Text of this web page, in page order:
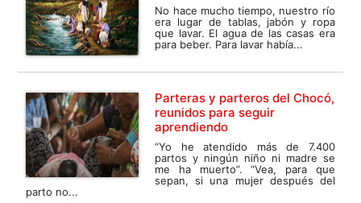
No hace mucho tiempo, nuestro río
era lugar de tablas, jabón y ropa
que lavar. El agua de las casas era
para beber. Para lavar había...
Parteras y parteros del Chocó,
reunidos para seguir
aprendiendo
“Yo he atendido más de 7.400
partos y ningún niño ni madre se
me ha muerto”. “Vea, para que
sepan, si una mujer después del
parto no...